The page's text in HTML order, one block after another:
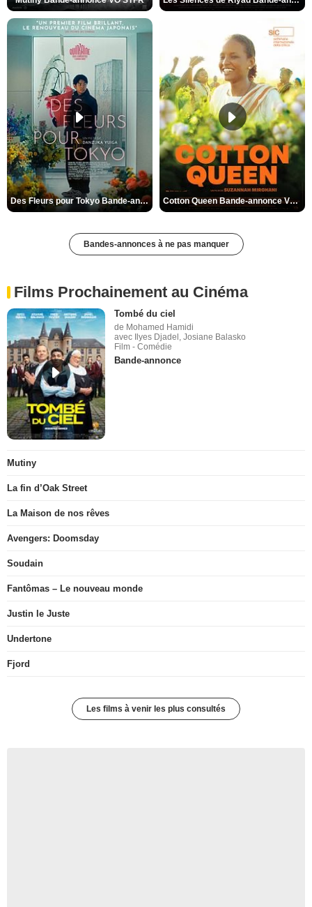
Des Fleurs pour Tokyo Bande-annonce VO STFR Cotton Queen Bande-annonce VO STFR
Bandes-annonces à ne pas manquer
Films Prochainement au Cinéma
Tombé du ciel
de Mohamed Hamidi
avec Ilyes Djadel, Josiane Balasko
Film - Comédie
Bande-annonce
Mutiny
La fin d’Oak Street
La Maison de nos rêves
Avengers: Doomsday
Soudain
Fantômas – Le nouveau monde
Justin le Juste
Undertone
Fjord
Les films à venir les plus consultés